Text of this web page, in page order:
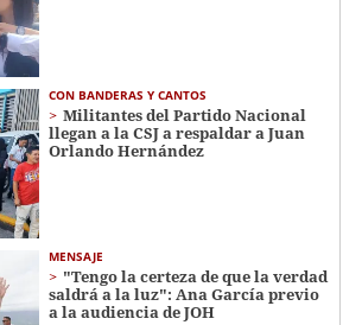
CON BANDERAS Y CANTOS
Militantes del Partido Nacional
llegan a la CSJ a respaldar a Juan
Orlando Hernández
MENSAJE
"Tengo la certeza de que la verdad
saldrá a la luz": Ana García previo
a la audiencia de JOH